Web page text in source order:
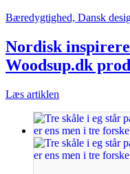
Bæredygtighed, Dansk
Nordisk
Woodsup.dk
Læs artiklen